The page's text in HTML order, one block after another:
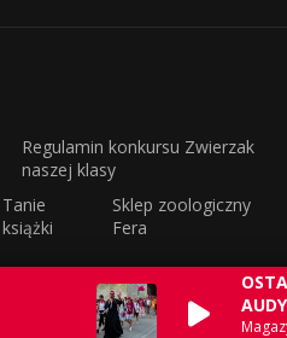
Regulamin konkursu Zwierzak
naszej klasy
Tanie
książki
Sklep zoologiczny
Fera